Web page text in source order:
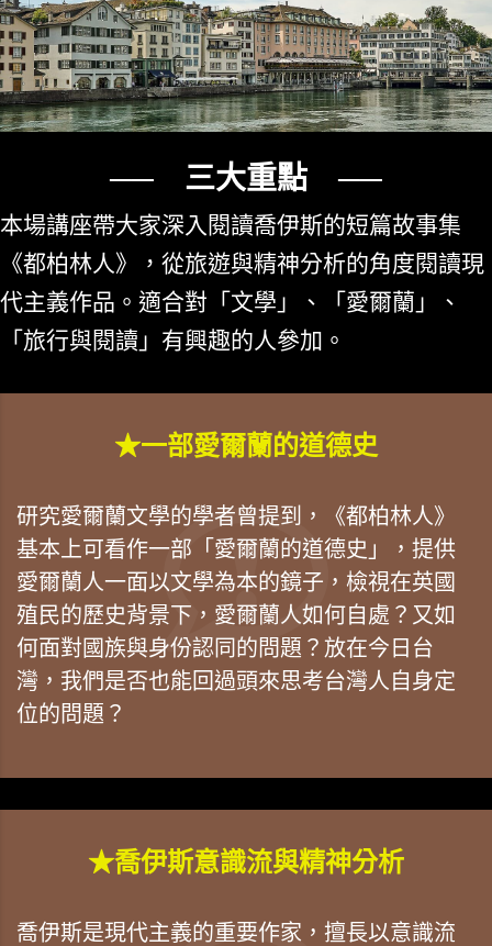
── 三大重點 ──
本場講座帶大家深入閱讀喬伊斯的短篇故事集
《都柏林人》，從旅遊與精神分析的角度閱讀現
代主義作品。適合對「文學」、「愛爾蘭」、
「旅行與閱讀」有興趣的人參加。
★一部愛爾蘭的道德史
研究愛爾蘭文學的學者曾提到，《都柏林人》
基本上可看作一部「愛爾蘭的道德史」，提供
愛爾蘭人一面以文學為本的鏡子，檢視在英國
殖民的歷史背景下，愛爾蘭人如何自處？又如
何面對國族與身份認同的問題？放在今日台
灣，我們是否也能回過頭來思考台灣人自身定
位的問題？
★喬伊斯意識流與精神分析
喬伊斯是現代主義的重要作家，擅長以意識流